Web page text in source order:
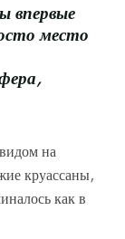
впервые
место
на
круассаны,
как в